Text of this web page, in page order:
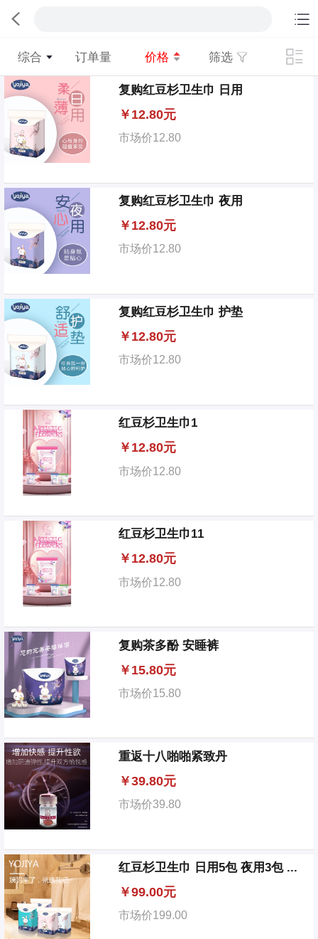
综合 订单量 价格 筛选
复购红豆杉卫生巾 日用
￥ 12.80元
市场价12.80
复购红豆杉卫生巾 夜用
￥ 12.80元
市场价12.80
复购红豆杉卫生巾 护垫
￥ 12.80元
市场价12.80
红豆杉卫生巾1
￥ 12.80元
市场价12.80
红豆杉卫生巾11
￥ 12.80元
市场价12.80
复购茶多酚 安睡裤
￥ 15.80元
市场价15.80
重返十八啪啪紧致丹
￥39.80元
市场价39.80
红豆杉卫生巾 日用5包 夜用3包 ...
￥99.00元
市场价199.00